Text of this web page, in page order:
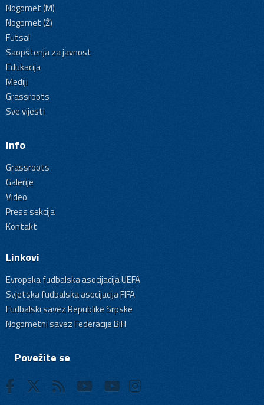
Nogomet (M)
Nogomet (Ž)
Futsal
Saopštenja za javnost
Edukacija
Mediji
Grassroots
Sve vijesti
Info
Grassroots
Galerije
Video
Press sekcija
Kontakt
Linkovi
Evropska fudbalska asocijacija UEFA
Svjetska fudbalska asocijacija FIFA
Fudbalski savez Republike Srpske
Nogometni savez Federacije BiH
Povežite se